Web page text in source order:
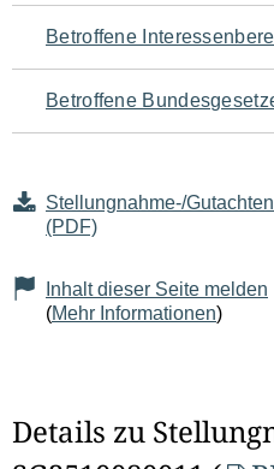
Seiteninhalt
Betroffene
Betroffene
Stellungnahme-/
(PDF)
Inhalt dieser Seite melden
(Mehr Informationen)
Details zu